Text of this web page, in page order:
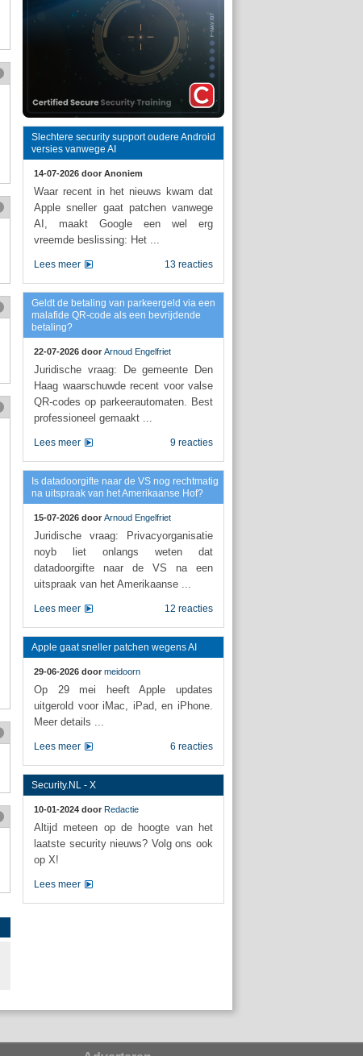
Slechtere security support oudere Android
versies vanwege AI
14-07-2026 door Anoniem
Waar recent in het nieuws kwam dat
Apple sneller gaat patchen vanwege
AI, maakt Google een wel erg
vreemde beslissing: Het ...
13 reacties
Lees meer
Geldt de betaling van parkeergeld via een
malafide QR-code als een bevrijdende
betaling?
22-07-2026 door Arnoud Engelfriet
Juridische vraag: De gemeente Den
Haag waarschuwde recent voor valse
QR-codes op parkeerautomaten. Best
professioneel gemaakt ...
9 reacties
Lees meer
Is datadoorgifte naar de VS nog rechtmatig
na uitspraak van het Amerikaanse Hof?
15-07-2026 door Arnoud Engelfriet
Juridische vraag: Privacyorganisatie
noyb liet onlangs weten dat
datadoorgifte naar de VS na een
uitspraak van het Amerikaanse ...
12 reacties
Lees meer
Apple gaat sneller patchen wegens AI
29-06-2026 door meidoorn
Op 29 mei heeft Apple updates
uitgerold voor iMac, iPad, en iPhone.
Meer details ...
6 reacties
Lees meer
Security.NL - X
10-01-2024 door Redactie
Altijd meteen op de hoogte van het
laatste security nieuws? Volg ons ook
op X!
Lees meer